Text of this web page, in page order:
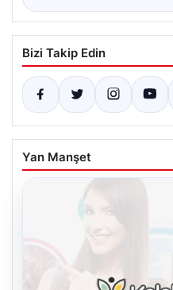
Bizi Takip Edin
Yan Manşet